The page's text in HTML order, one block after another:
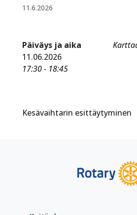
11.6.2026
Päiväys ja aika
11.06.2026
17:30 - 18:45
Kesävaihtarin esittäytyminen